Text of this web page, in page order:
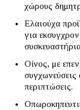
χώρους
Ελαιούχα
για
Οίνος, με
συγχωνεύσεις
περιπτώσεις.